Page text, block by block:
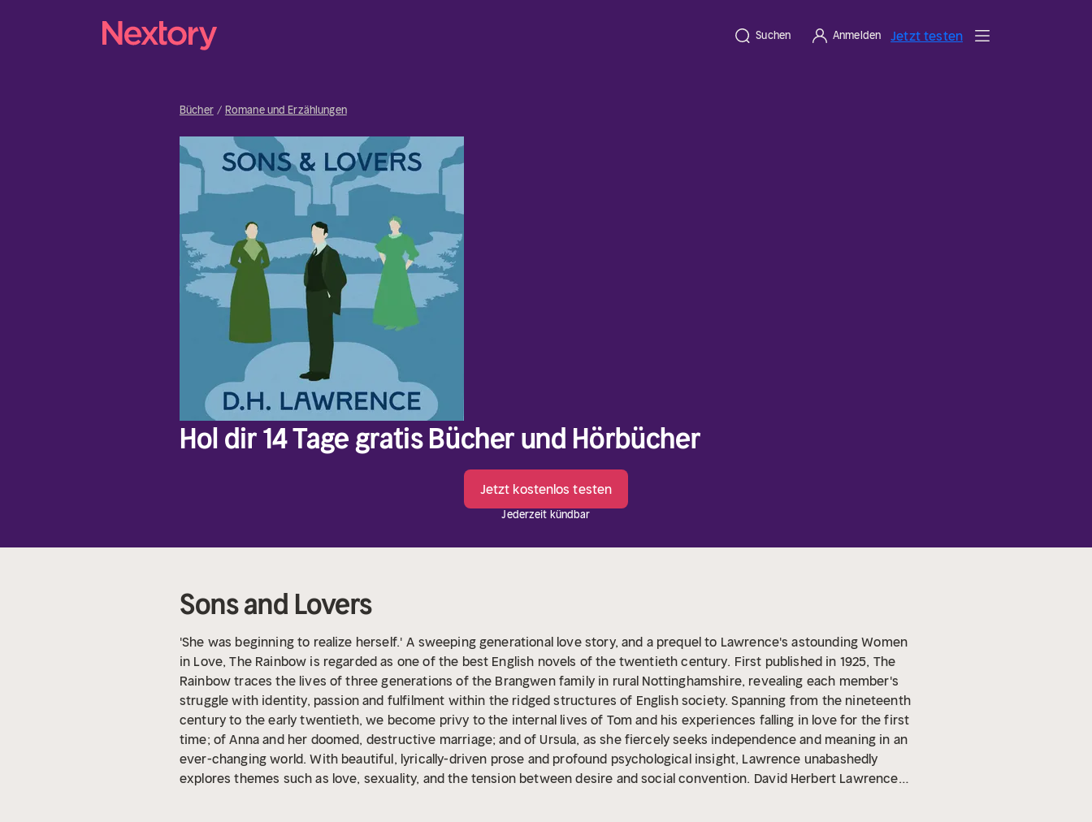
Suchen Anmelden Jetzt testen
Bücher Romane und Erzählungen
Hol dir 14 Tage gratis Bücher und Hörbücher
Jetzt kostenlos testen
Jederzeit kündbar
Sons and Lovers
'She was beginning to realize herself.' A sweeping generational love story, and a prequel to Lawrence's astounding Women
in Love, The Rainbow is regarded as one of the best English novels of the twentieth century. First published in 1925, The
Rainbow traces the lives of three generations of the Brangwen family in rural Nottinghamshire, revealing each member's
struggle with identity, passion and fulfilment within the ridged structures of English society. Spanning from the nineteenth
century to the early twentieth, we become privy to the internal lives of Tom and his experiences falling in love for the first
time; of Anna and her doomed, destructive marriage; and of Ursula, as she fiercely seeks independence and meaning in an
ever-changing world. With beautiful, lyrically-driven prose and profound psychological insight, Lawrence unabashedly
explores themes such as love, sexuality, and the tension between desire and social convention. David Herbert Lawrence